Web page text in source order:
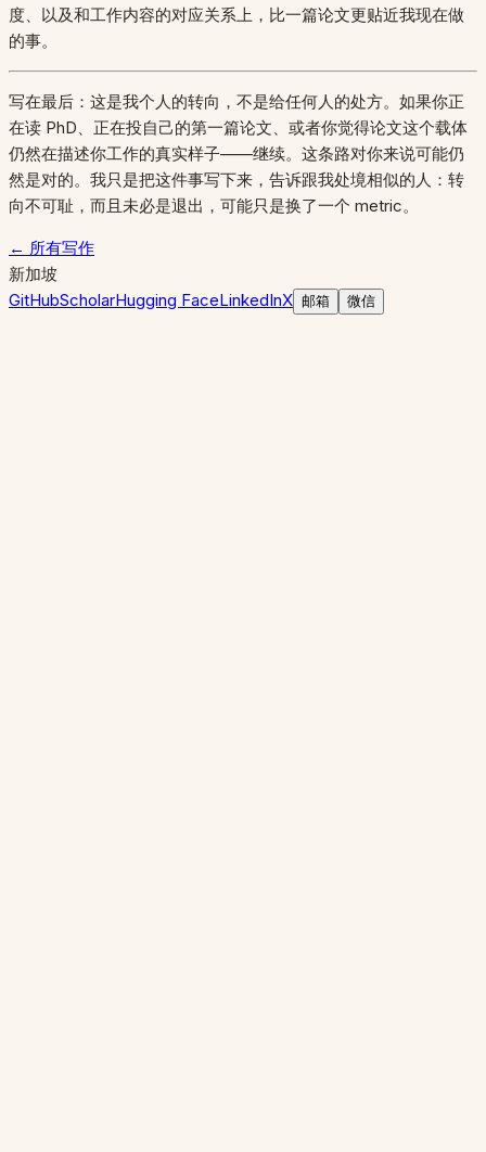
度、以及和工作内容的对应关系上，比一篇论文更贴近我现在做
的事。
写在最后：这是我个人的转向，不是给任何人的处方。如果你正
在读 PhD、正在投自己的第一篇论文、或者你觉得论文这个载体
仍然在描述你工作的真实样子——继续。这条路对你来说可能仍
然是对的。我只是把这件事写下来，告诉跟我处境相似的人：转
向不可耻，而且未必是退出，可能只是换了一个 metric。
← 所有写作
新加坡
GitHubScholarHugging FaceLinkedInX 邮箱 微信